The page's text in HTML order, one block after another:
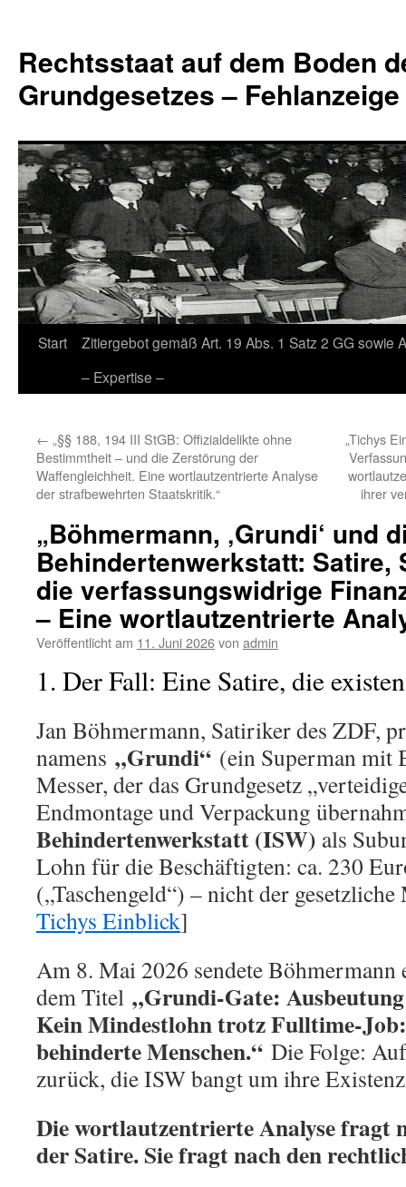
springen
Rechtsstaat auf dem Boden
Grundgesetzes –
Start
Zitiergebot gemäß Art. 19 Abs. 1 Satz 2 GG sowie
– Expertise –
← „§§ 188, 194 III StGB: Offizialdelikte ohne
Bestimmtheit – und die Zerstörung der
Waffengleichheit. Eine wortlautzentrierte Analyse
der strafbewehrten Staatskritik.“
„Tichys
ihrer
„Böhmermann, ‚Grundi‘ und
Behindertenwerkstatt: Satire,
die verfassungswidrige
– Eine wortlautzentrierte
Veröffentlicht am 11. Juni 2026von admin
1. Der Fall: Eine Satire, die
Jan Böhmermann, Satiriker des ZDF,
namens „Grundi“ (ein Superman mit
Messer, der das Grundgesetz
Endmontage und Verpackung
Behindertenwerkstatt (ISW) als
Lohn für die Beschäftigten: ca. 230
(„Taschengeld“) – nicht der
Tichys Einblick]
Am 8. Mai 2026 sendete Böhmermann
dem Titel „Grundi-Gate:
Kein Mindestlohn trotz Fulltime-
behinderte Menschen.“ Die Folge:
zurück, die ISW bangt um ihre
Die wortlautzentrierte Analyse fragt
der Satire. Sie fragt nach den